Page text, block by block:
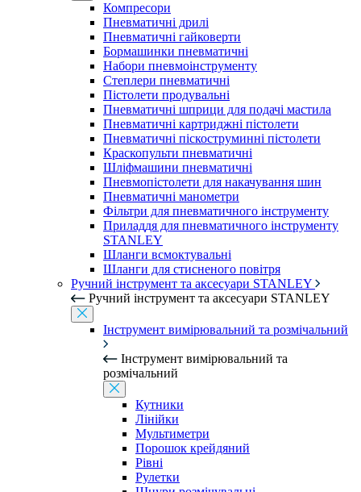
Компресори
Пневматичні дрилі
Пневматичні гайковерти
Бормашинки пневматичні
Набори пневмоінструменту
Степлери пневматичні
Пістолети продувальні
Пневматичні шприци для подачі мастила
Пневматичні картриджні пістолети
Пневматичні піскоструминні пістолети
Краскопульти пневматичні
Шліфмашини пневматичні
Пневмопістолети для накачування шин
Пневматичні манометри
Фільтри для пневматичного інструменту
Приладдя для пневматичного інструменту
STANLEY
Шланги всмоктувальні
Шланги для стисненого повітря
Ручний інструмент та аксесуари STANLEY
Ручний інструмент та аксесуари STANLEY
Інструмент вимірювальний та розмічальний
Інструмент вимірювальний та
розмічальний
Кутники
Лінійки
Мультиметри
Порошок крейдяний
Рівні
Рулетки